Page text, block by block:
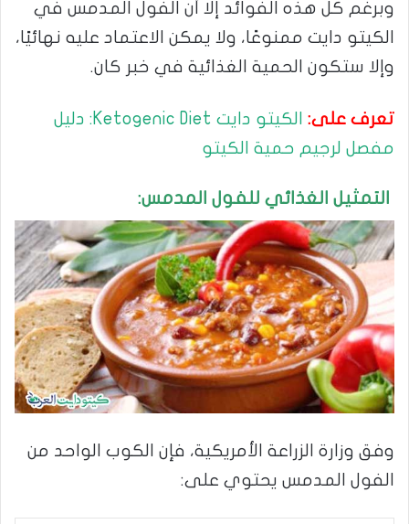
وبرغم كل هذه الفوائد إلا أن الفول المدمس في
الكيتو دايت ممنوعًا، ولا يمكن الاعتماد عليه نهائيًا،
وإلا ستكون الحمية الغذائية في خبر كان.
تعرف على:
الكيتو دايت Ketogenic Diet: دليل
مفصل لرجيم حمية الكيتو
التمثيل الغذائي للفول المدمس:
وفق وزارة الزراعة الأمريكية، فإن الكوب الواحد من
الفول المدمس يحتوي على: